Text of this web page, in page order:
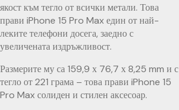
якост към тегло от всички метали. Това
прави iPhone 15 Pro Max един от най-
леките телефони досега, заедно с
увеличената издръжливост.
Размерите му са 159,9 х 76,7 х 8,25 mm и с
тегло от 221 грама – това прави iPhone 15
Pro Max солиден и стилен аксесоар.